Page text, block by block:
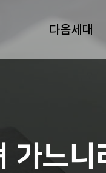
다음세대
가느니